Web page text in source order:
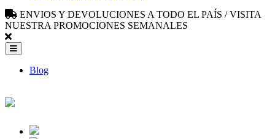
ENVIOS Y DEVOLUCIONES A TODO EL PAÍS / VISITA
NUESTRA PROMOCIONES SEMANALES
Blog